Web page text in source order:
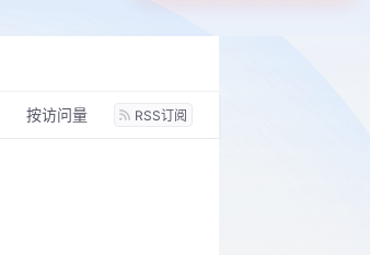
按访问量 RSS订阅